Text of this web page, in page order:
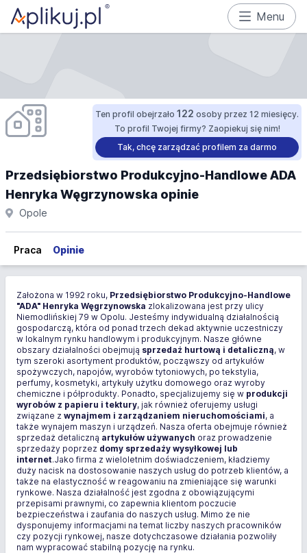
Menu
Ten profil obejrzało 122 osoby przez 12 miesięcy.
To profil Twojej firmy? Zaopiekuj się nim!
Tak, chcę zarządzać profilem za darmo
Przedsiębiorstwo Produkcyjno-Handlowe ADA
Henryka Węgrzynowska opinie
Opole
Praca Opinie
Założona w 1992 roku, Przedsiębiorstwo Produkcyjno-Handlowe
"ADA" Henryka Węgrzynowska zlokalizowana jest przy ulicy
Niemodlińskiej 79 w Opolu. Jesteśmy indywidualną działalnością
gospodarczą, która od ponad trzech dekad aktywnie uczestniczy
w lokalnym rynku handlowym i produkcyjnym. Nasze główne
obszary działalności obejmują sprzedaż hurtową i detaliczną, w
tym szeroki asortyment produktów, począwszy od artykułów
spożywczych, napojów, wyrobów tytoniowych, po tekstylia,
perfumy, kosmetyki, artykuły użytku domowego oraz wyroby
chemiczne i półprodukty. Ponadto, specjalizujemy się w produkcji
wyrobów z papieru i tektury, jak również oferujemy usługi
związane z wynajmem i zarządzaniem nieruchomościami, a
także wynajem maszyn i urządzeń. Nasza oferta obejmuje również
sprzedaż detaliczną artykułów używanych oraz prowadzenie
sprzedaży poprzez domy sprzedaży wysyłkowej lub
internet.Jako firma z wieloletnim doświadczeniem, kładziemy
duży nacisk na dostosowanie naszych usług do potrzeb klientów, a
także na elastyczność w reagowaniu na zmieniające się warunki
rynkowe. Nasza działalność jest zgodna z obowiązującymi
przepisami prawnymi, co zapewnia klientom poczucie
bezpieczeństwa i zaufania do naszych usług. Mimo że nie
dysponujemy informacjami na temat liczby naszych pracowników
czy pozycji rynkowej, nasze dotychczasowe działania pozwoliły
nam wypracować stabilną pozycję na rynku.